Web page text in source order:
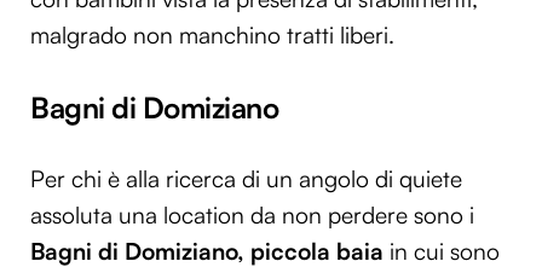
Utilizziamo i cookie per personalizzare contenuti ed
informazioni sul modo in cui utilizzi il nostro sito con i
pubblicità e social media, i quali potrebbero combinarle
con altre informazioni che hai fornito loro o che hanno
raccolto dal tuo utilizzo dei loro servizi.
malgrado non manchino tratti liberi.
Bagni di Domiziano
Per chi è alla ricerca di un angolo di quiete
assoluta una location da non perdere sono i
Bagni di Domiziano, piccola baia in cui sono